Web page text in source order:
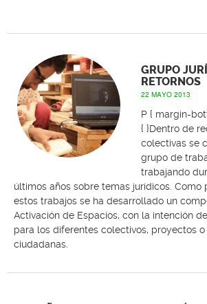
GRUPO
RETORNOS
22 MAYO 2013
P { margin-
{ }Dentro de
colectivas se
grupo de
trabajando
últimos años sobre temas jurídicos. Como
estos trabajos se ha desarrollado un
Activación de Espacios, con la intención
para los diferentes colectivos, proyectos o
ciudadanas.